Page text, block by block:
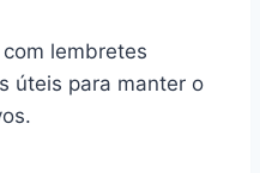
lembretes
úteis para manter o